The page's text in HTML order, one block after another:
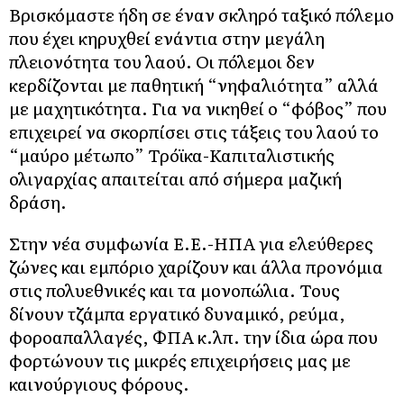
Βρισκόμαστε ήδη σε έναν σκληρό ταξικό πόλεμο
που έχει κηρυχθεί ενάντια στην μεγάλη
πλειονότητα του λαού. Οι πόλεμοι δεν
κερδίζονται με παθητική “νηφαλιότητα” αλλά
με μαχητικότητα. Για να νικηθεί ο “φόβος” που
επιχειρεί να σκορπίσει στις τάξεις του λαού το
“μαύρο μέτωπο” Τρόϊκα-Καπιταλιστικής
ολιγαρχίας απαιτείται από σήμερα μαζική
δράση.
Στην νέα συμφωνία Ε.Ε.-ΗΠΑ για ελεύθερες
ζώνες και εμπόριο χαρίζουν και άλλα προνόμια
στις πολυεθνικές και τα μονοπώλια. Τους
δίνουν τζάμπα εργατικό δυναμικό, ρεύμα,
φοροαπαλλαγές, ΦΠΑ κ.λπ. την ίδια ώρα που
φορτώνουν τις μικρές επιχειρήσεις μας με
καινούργιους φόρους.